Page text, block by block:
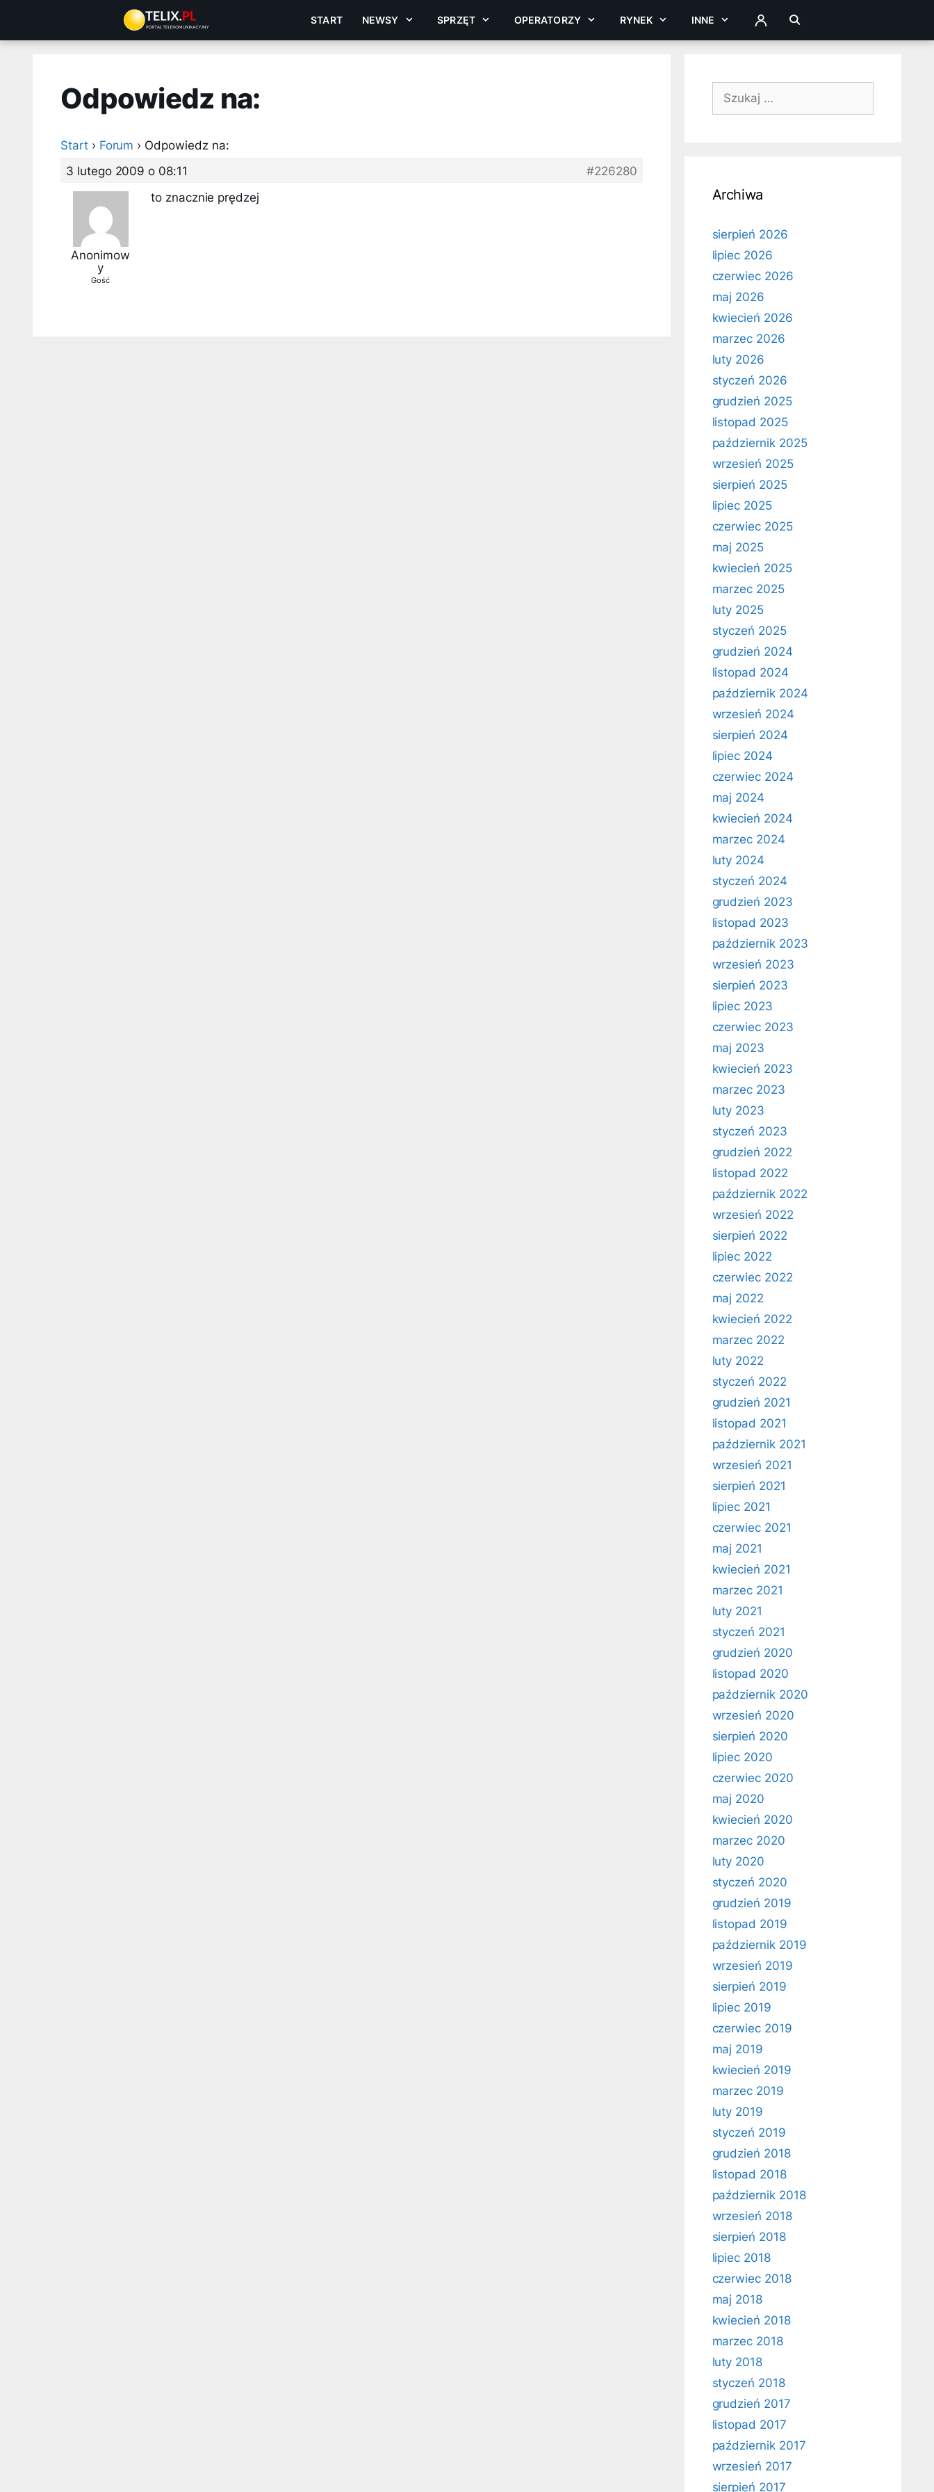
treści
START NEWSY SPRZĘT OPERATORZY RYNEK INNE ZALOGUJ
Odpowiedz na:
Start › Forum › Odpowiedz na:
3 lutego 2009 o 08:11
#226280
Anonimow
y
Gość
to znacznie prędzej
Szukaj:
Archiwa
sierpień 2026
lipiec 2026
czerwiec 2026
maj 2026
kwiecień 2026
marzec 2026
luty 2026
styczeń 2026
grudzień 2025
listopad 2025
październik 2025
wrzesień 2025
sierpień 2025
lipiec 2025
czerwiec 2025
maj 2025
kwiecień 2025
marzec 2025
luty 2025
styczeń 2025
grudzień 2024
listopad 2024
październik 2024
wrzesień 2024
sierpień 2024
lipiec 2024
czerwiec 2024
maj 2024
kwiecień 2024
marzec 2024
luty 2024
styczeń 2024
grudzień 2023
listopad 2023
październik 2023
wrzesień 2023
sierpień 2023
lipiec 2023
czerwiec 2023
maj 2023
kwiecień 2023
marzec 2023
luty 2023
styczeń 2023
grudzień 2022
listopad 2022
październik 2022
wrzesień 2022
sierpień 2022
lipiec 2022
czerwiec 2022
maj 2022
kwiecień 2022
marzec 2022
luty 2022
styczeń 2022
grudzień 2021
listopad 2021
październik 2021
wrzesień 2021
sierpień 2021
lipiec 2021
czerwiec 2021
maj 2021
kwiecień 2021
marzec 2021
luty 2021
styczeń 2021
grudzień 2020
listopad 2020
październik 2020
wrzesień 2020
sierpień 2020
lipiec 2020
czerwiec 2020
maj 2020
kwiecień 2020
marzec 2020
luty 2020
styczeń 2020
grudzień 2019
listopad 2019
październik 2019
wrzesień 2019
sierpień 2019
lipiec 2019
czerwiec 2019
maj 2019
kwiecień 2019
marzec 2019
luty 2019
styczeń 2019
grudzień 2018
listopad 2018
październik 2018
wrzesień 2018
sierpień 2018
lipiec 2018
czerwiec 2018
maj 2018
kwiecień 2018
marzec 2018
luty 2018
styczeń 2018
grudzień 2017
listopad 2017
październik 2017
wrzesień 2017
sierpień 2017